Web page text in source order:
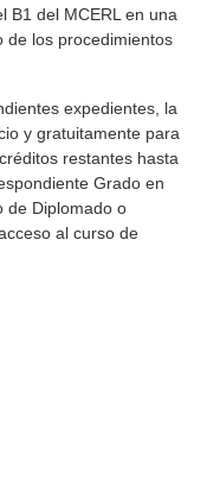
B1 del MCERL en una
de los procedimientos
expedientes, la
y gratuitamente para
restantes hasta
Grado en
de Diplomado o
al curso de